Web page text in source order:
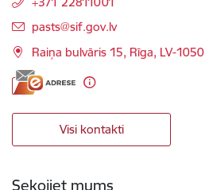
E-pasts:
pasts@sif.gov.lv
Raiņa bulvāris 15, Rīga, LV-1050
Visi kontakti
Sekojiet mums